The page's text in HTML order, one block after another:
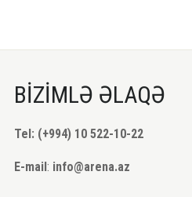
BİZİMLƏ ƏLAQƏ
Tel: (+994) 10 522-10-22
E-mail: info@arena.az